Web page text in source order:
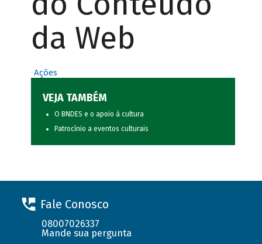
da Web
Ações
VEJA TAMBÉM
O BNDES e o apoio à cultura
Patrocínio a eventos culturais
Fale Conosco
08007026337
Mande sua pergunta